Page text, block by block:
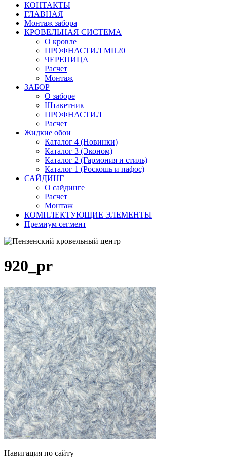
КОНТАКТЫ
ГЛАВНАЯ
Монтаж забора
КРОВЕЛЬНАЯ СИСТЕМА
О кровле
ПРОФНАСТИЛ МП20
ЧЕРЕПИЦА
Расчет
Монтаж
ЗАБОР
О заборе
Штакетник
ПРОФНАСТИЛ
Расчет
Жидкие обои
Каталог 4 (Новинки)
Каталог 3 (Эконом)
Каталог 2 (Гармония и стиль)
Каталог 1 (Роскошь и пафос)
САЙДИНГ
О сайдинге
Расчет
Монтаж
КОМПЛЕКТУЮЩИЕ ЭЛЕМЕНТЫ
Премиум сегмент
920_pr
Навигация по сайту